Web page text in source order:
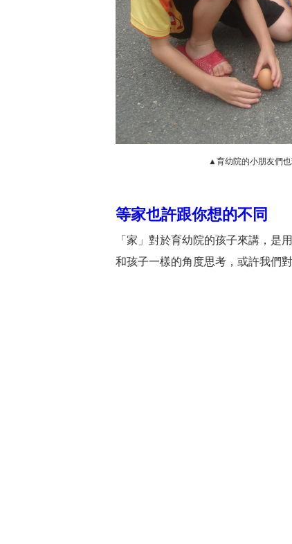
▲育幼院的小朋友們也
等家也許跟你想的不同
「家」對於育幼院的孩子來講，是
和孩子一樣的角度思考，或許我們